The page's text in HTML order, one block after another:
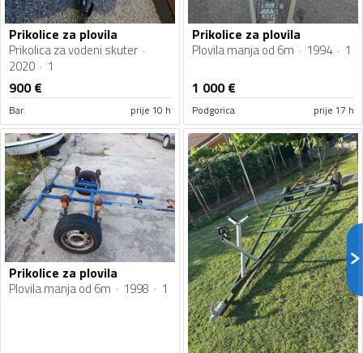
Prikolice za plovila
Prikolica za vodeni skuter
2020
1
900€
Bar prije 10 h
Prikolice za plovila
Plovila manja od 6m 1994 1
1 000€
Podgorica prije 17 h
Prikolice za plovila
Plovila manja od 6m 1998 1